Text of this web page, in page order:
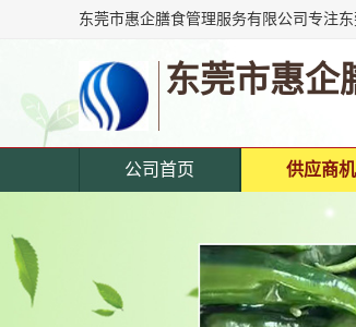
东莞市惠企
公司首页 供应商机